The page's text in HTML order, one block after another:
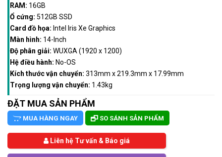
RAM: 16GB
Ổ cứng: 512GB SSD
Card đồ họa: Intel Iris Xe Graphics
Màn hình: 14-Inch
Độ phân giải: WUXGA (1920 x 1200)
Hệ điều hành: No-OS
Kích thước vận chuyển: 313mm x 219.3mm x 17.99mm
Trọng lượng vận chuyển: 1.43kg
ĐẶT MUA SẢN PHẨM
MUA HÀNG NGAY SO SÁNH SẢN PHẨM
Liên hệ Tư vấn & Báo giá